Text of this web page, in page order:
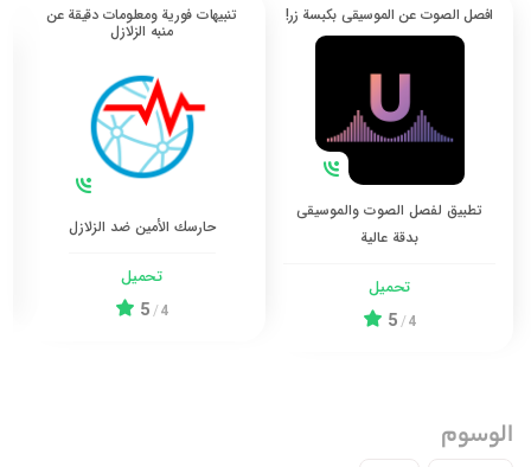
افصل الصوت عن الموسيقى بكبسة زر!
تطبيق لفصل الصوت والموسيقى
بدقة عالية
تحميل
4
/
5
تنبيهات فورية ومعلومات دقيقة عن
منبه الزلازل
حارسك الأمين ضد الزلازل
تحميل
4
/
5
الوسوم